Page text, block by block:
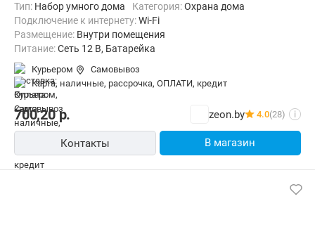
Тип: Набор умного дома Категория:Охрана дома
Подключение к интернету:Wi-Fi
Размещение: Внутри помещения
Питание:Сеть 12 В, Батарейка
Курьером
Самовывоз
карта, наличные, рассрочка, ОПЛАТИ, кредит
700,20р. zeon.by 4.0(28) i
Контакты В магазин